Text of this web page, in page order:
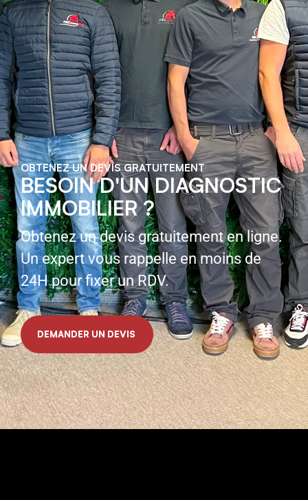
OBTENEZ UN DEVIS GRATUITEMENT
BESOIN D'UN DIAGNOSTIC
IMMOBILIER ?
Obtenez un devis gratuitement en ligne.
Un expert vous rappelle en moins de
24H pour fixer un RDV.
DEMANDER UN DEVIS